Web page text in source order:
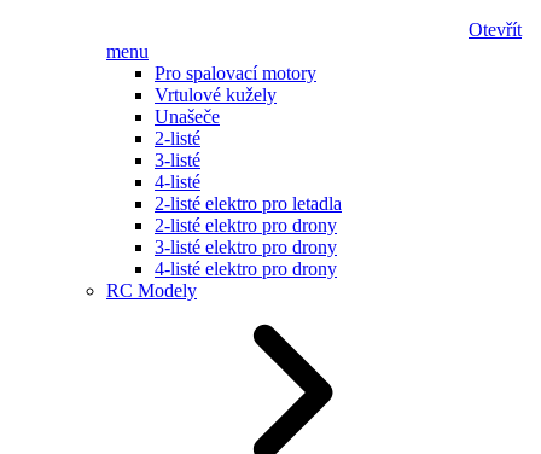
Otevřít
menu
Pro spalovací motory
Vrtulové kužely
Unašeče
2-listé
3-listé
4-listé
2-listé elektro pro letadla
2-listé elektro pro drony
3-listé elektro pro drony
4-listé elektro pro drony
RC Modely